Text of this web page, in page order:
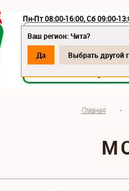
Пн-Пт 08:00-16:00, Сб 09:00-
Ваш регион: Чита?
Да
Выбрать другой
Главная •